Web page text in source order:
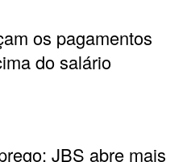
os pagamentos
do salário
JBS abre mais